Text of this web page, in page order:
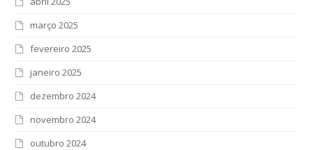
março 2025
fevereiro 2025
janeiro 2025
dezembro 2024
novembro 2024
outubro 2024